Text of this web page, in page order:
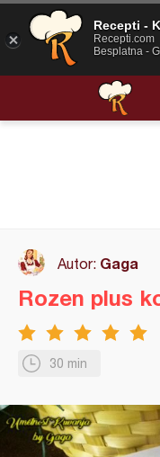
Autor: Gaga
30 min
Rozen plus
Recepti -
Recepti.com
Besplatna -